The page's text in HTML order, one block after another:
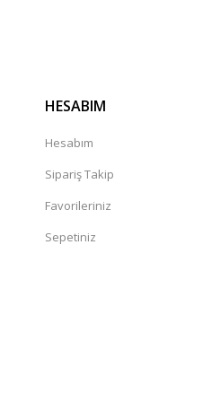
HESABIM
Hesabım
Sipariş Takip
Favorileriniz
Sepetiniz